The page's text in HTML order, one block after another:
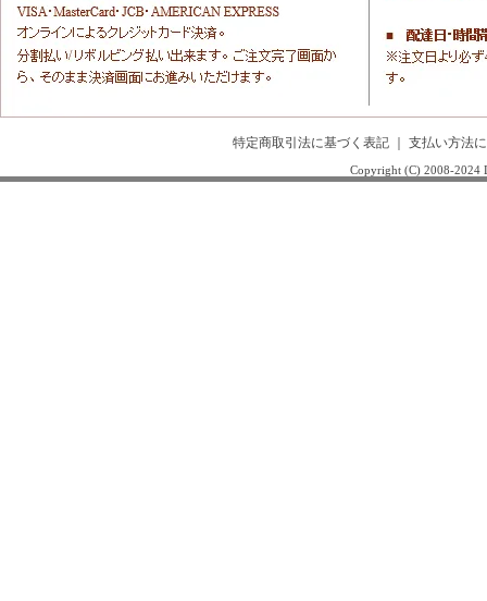
特定商取引法に基づく表記 支払い方法
Copyright (C) 2008-2024